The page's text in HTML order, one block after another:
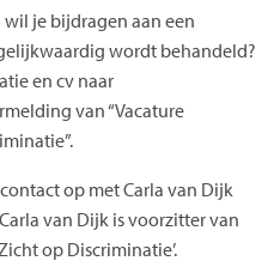
je bijdragen aan een
wordt behandeld?
en cv naar
van “Vacature
op met Carla van Dijk
van Dijk is voorzitter van
op Discriminatie’.